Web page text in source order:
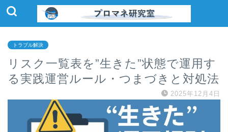
トラブル解決
リスク一覧表を”生きた”状態で運用す
る実践運営ルール・つまづきと対処法
2025年12月4日